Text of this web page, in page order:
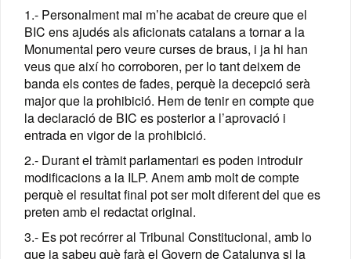
1.- Personalment mai m’he acabat de creure que el
BIC ens ajudés als aficionats catalans a tornar a la
Monumental pero veure curses de braus, i ja hi han
veus que així ho corroboren, per lo tant deixem de
banda els contes de fades, perquè la decepció serà
major que la prohibició. Hem de tenir en compte que
la declaració de BIC es posterior a l’aprovació i
entrada en vigor de la prohibició.
2.- Durant el tràmit parlamentari es poden introduir
modificacions a la ILP. Anem amb molt de compte
perquè el resultat final pot ser molt diferent del que es
preten amb el redactat original.
3.- Es pot recórrer al Tribunal Constitucional, amb lo
que ja sabeu què farà el Govern de Catalunya si la